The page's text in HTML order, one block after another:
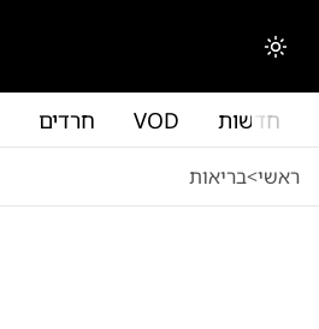
החלפת מצב תצוגה
חדשות VOD חרדים
ראשי<בריאות